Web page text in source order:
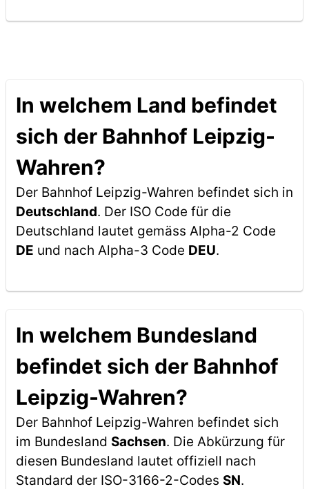
In welchem Land befindet
sich der Bahnhof Leipzig-
Wahren?
Der Bahnhof Leipzig-Wahren befindet sich in
Deutschland. Der ISO Code für die
Deutschland lautet gemäss Alpha-2 Code
DE und nach Alpha-3 Code DEU.
In welchem Bundesland
befindet sich der Bahnhof
Leipzig-Wahren?
Der Bahnhof Leipzig-Wahren befindet sich
im Bundesland Sachsen. Die Abkürzung für
diesen Bundesland lautet offiziell nach
Standard der ISO-3166-2-Codes SN.